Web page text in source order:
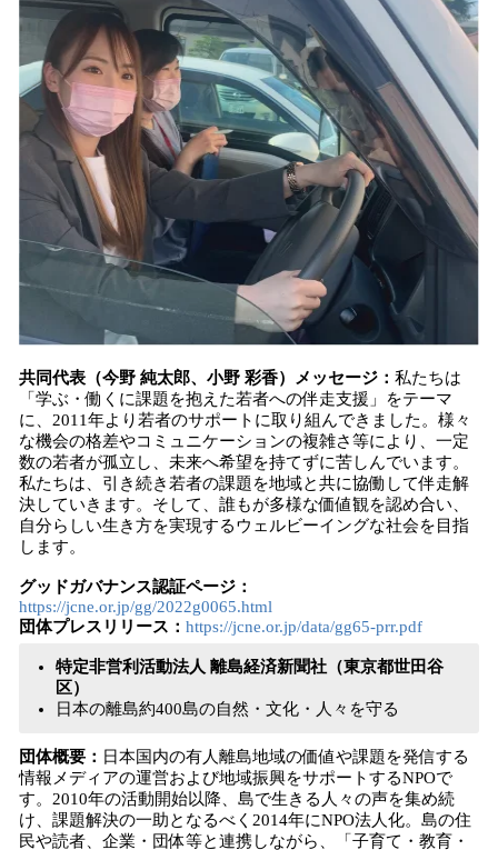
共同代表（今野 純太郎、小野 彩香）メッセージ： 私たちは
「学ぶ・働くに課題を抱えた若者への伴走支援」をテーマ
に、2011年より若者のサポートに取り組んできました。様々
な機会の格差やコミュニケーションの複雑さ等により、一定
数の若者が孤立し、未来へ希望を持てずに苦しんでいます。
私たちは、引き続き若者の課題を地域と共に協働して伴走解
決していきます。そして、誰もが多様な価値観を認め合い、
自分らしい生き方を実現するウェルビーイングな社会を目指
します。
グッドガバナンス認証ページ：
https://jcne.or.jp/gg/2022g0065.html
団体プレスリリース： https://jcne.or.jp/data/gg65-prr.pdf
特定非営利活動法人 離島経済新聞社（東京都世田谷
区）
日本の離島約400島の自然・文化・人々を守る
団体概要： 日本国内の有人離島地域の価値や課題を発信する
情報メディアの運営および地域振興をサポートするNPOで
す。2010年の活動開始以降、島で生きる人々の声を集め続
け、課題解決の一助となるべく2014年にNPO法人化。島の住
民や読者、企業・団体等と連携しながら、「子育て・教育・